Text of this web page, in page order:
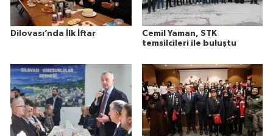
Dilovası’nda İlk İftar
Cemil Yaman, STK
temsilcileri ile buluştu